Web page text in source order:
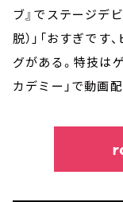
ブ』でステージデ
脱）」「おすぎで
グがある。特技は
カデミー」で動画